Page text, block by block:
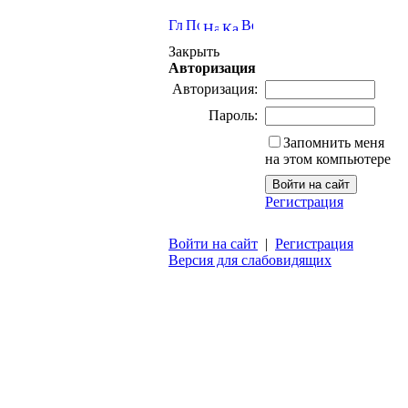
Закрыть
Авторизация
Авторизация:
Пароль:
Запомнить меня
на этом компьютере
Регистрация
Войти на сайт | Регистрация
Версия для слабовидящих